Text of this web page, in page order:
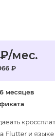
₽/мес.
₽
6 месяцев
Flutter и языке